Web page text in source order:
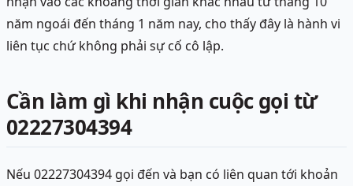
năm ngoái đến tháng 1 năm nay, cho thấy đây là hành vi
liên tục chứ không phải sự cố cô lập.
Cần làm gì khi nhận cuộc gọi từ
02227304394
Nếu 02227304394 gọi đến và bạn có liên quan tới khoản